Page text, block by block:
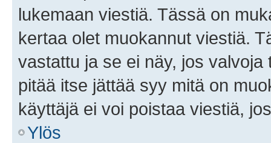
lukemaan viestiä. Tässä on
kertaa olet muokannut viestiä.
vastattu ja se ei näy, jos
pitää itse jättää syy mitä on
käyttäjä ei voi poistaa viestiä,
Ylös